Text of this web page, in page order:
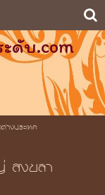
ดับ.com
างประเทศ
สงขลา